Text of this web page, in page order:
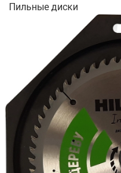
Пильные диски